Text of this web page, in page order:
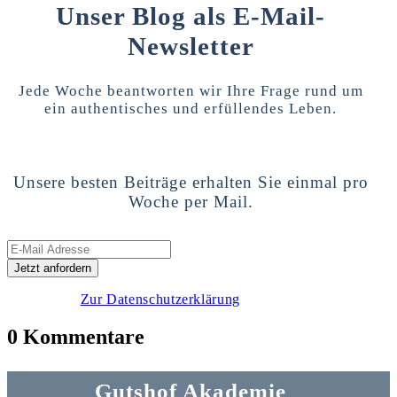
Unser Blog als E-Mail-
Newsletter
Jede Woche beantworten wir Ihre Frage rund um
ein authentisches und erfüllendes Leben.
Unsere besten Beiträge erhalten Sie einmal pro
Woche per Mail.
Zur Datenschutzerklärung
0 Kommentare
Gutshof Akademie